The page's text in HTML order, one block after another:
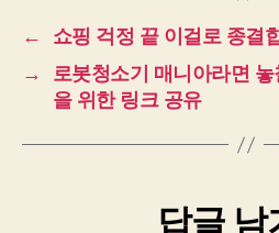
←
쇼핑 걱정 끝 이걸로 종결
→
로봇청소기 매니아라면
을 위한 링크 공유
답글 남